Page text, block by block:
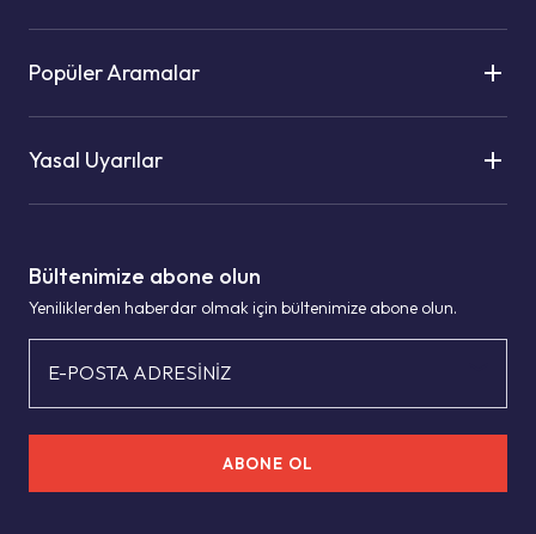
Bültenimize abone olun
Yeniliklerden haberdar olmak için bültenimize abone olun.
E-POSTA ADRESİNİZ
ABONE OL
Popüler Aramalar
Yasal Uyarılar